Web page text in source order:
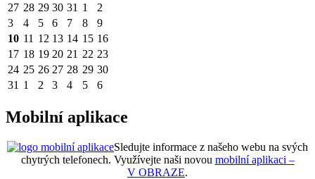
27 28 29 30 31 1
2
3
4 5 6 7 8
9
10 11 12 13 14 15 16
17 18 19 20 21 22 23
24 25 26 27 28 29 30
31 1 2 3 4 5 6
Mobilní aplikace
Sledujte informace z našeho webu na svých
chytrých telefonech. Využívejte naši novou mobilní aplikaci –
V OBRAZE.